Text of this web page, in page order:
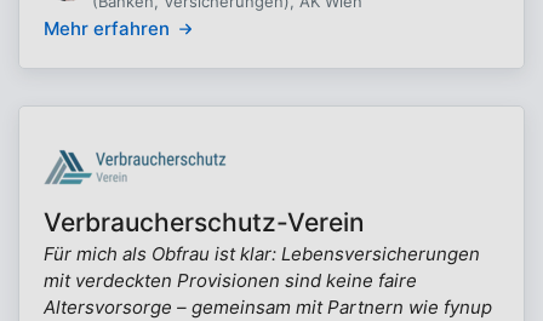
Mehr erfahren
Verbraucherschutz-Verein
Für mich als Obfrau ist klar: Lebensversicherungen
mit verdeckten Provisionen sind keine faire
Altersvorsorge – gemeinsam mit Partnern wie fynup